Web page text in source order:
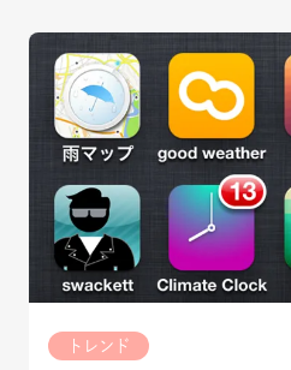
トレンド